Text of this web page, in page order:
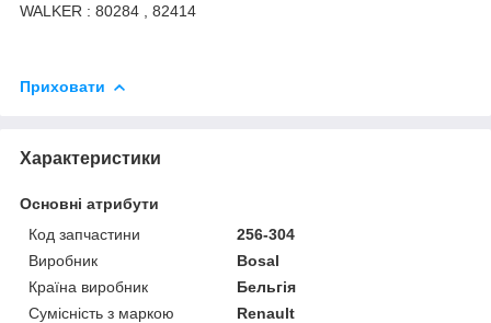
WALKER : 80284 , 82414
Приховати
Характеристики
Основні атрибути
Код запчастини
256-304
Виробник
Bosal
Країна виробник
Бельгія
Сумісність з маркою
Renault